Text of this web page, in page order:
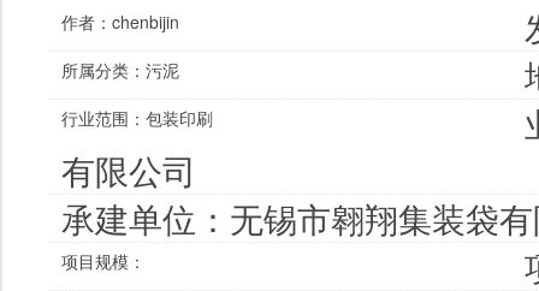
作者： chenbijin
所属分类： 污泥
行业范围： 包装印刷
有限公司
承建单位： 无锡市翱翔集装袋
项目规模：